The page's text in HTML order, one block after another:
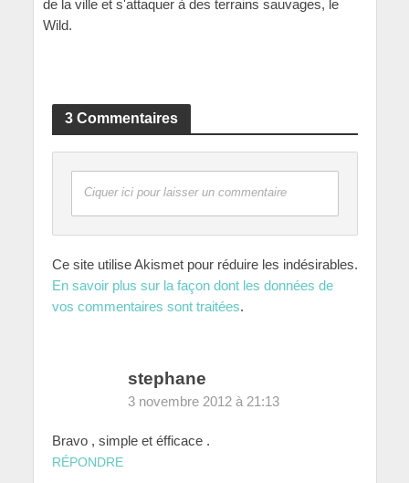
de la ville et s'attaquer à des terrains sauvages, le
Wild.
3 Commentaires
Ciquer ici pour laisser un commentaire
Ce site utilise Akismet pour réduire les indésirables.
En savoir plus sur la façon dont les données de
vos commentaires sont traitées.
stephane
3 novembre 2012 à 21:13
Bravo , simple et éfficace .
RÉPONDRE